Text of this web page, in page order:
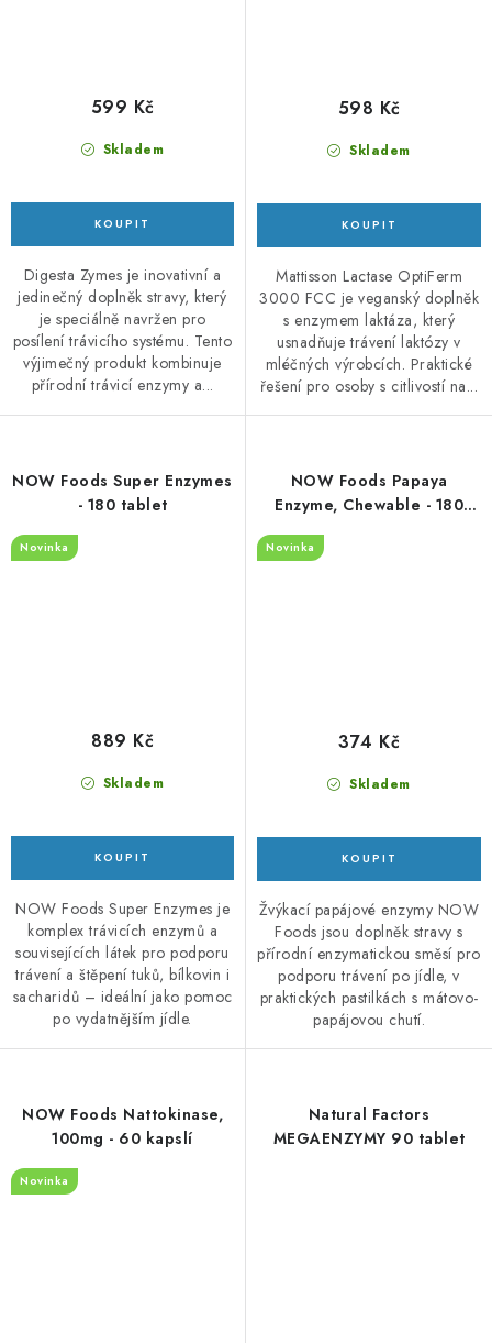
Skladem
599 Kč
Digesta Zymes je inovativní a
jedinečný doplněk stravy, který
je speciálně navržen pro
posílení trávicího systému. Tento
výjimečný produkt kombinuje
přírodní trávicí enzymy a...
Skladem
598 Kč
Mattisson Lactase OptiFerm
3000 FCC je veganský doplněk
s enzymem laktáza, který
usnadňuje trávení laktózy v
mléčných výrobcích. Praktické
řešení pro osoby s citlivostí na...
NOW Foods Super Enzymes
- 180 tablet
Novinka
Skladem
889 Kč
NOW Foods Super Enzymes je
komplex trávicích enzymů a
souvisejících látek pro podporu
trávení a štěpení tuků, bílkovin i
sacharidů – ideální jako pomoc
po vydatnějším jídle.
NOW Foods Papaya
Enzyme, Chewable - 180
Novinka
Skladem
374 Kč
Žvýkací papájové enzymy NOW
Foods jsou doplněk stravy s
přírodní enzymatickou směsí pro
podporu trávení po jídle, v
praktických pastilkách s mátovo-
papájovou chutí.
NOW Foods Nattokinase,
100mg - 60 kapslí
Novinka
Natural Factors
MEGAENZYMY 90 tablet